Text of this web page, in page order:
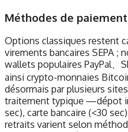
Méthodes de
Options classiques restent
virements bancaires SEPA ;
wallets populaires PayPal、
ainsi crypto-monnaies
désormais par plusieurs
traitement typique —dépot
sec), carte bancaire (<30
retraits varient selon